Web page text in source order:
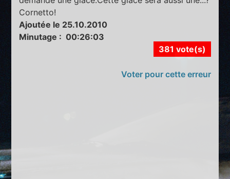
Cornetto!
Ajoutée le 25.10.2010
Minutage : 00:26:03
381 vote(s)
Voter pour cette erreur